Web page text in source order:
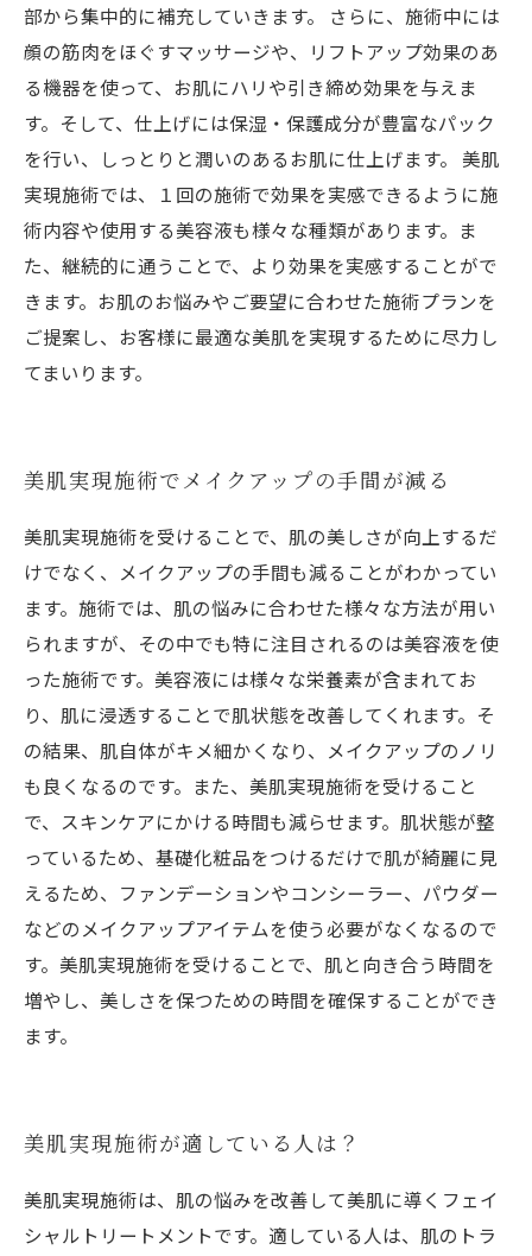
部から集中的に補充していきます。 さらに、施術中には
顔の筋肉をほぐすマッサージや、リフトアップ効果のあ
る機器を使って、お肌にハリや引き締め効果を与えま
す。そして、仕上げには保湿・保護成分が豊富なパック
を行い、しっとりと潤いのあるお肌に仕上げます。 美肌
実現施術では、１回の施術で効果を実感できるように施
術内容や使用する美容液も様々な種類があります。ま
た、継続的に通うことで、より効果を実感することがで
きます。お肌のお悩みやご要望に合わせた施術プランを
ご提案し、お客様に最適な美肌を実現するために尽力し
てまいります。
美肌実現施術でメイクアップの手間が減る
美肌実現施術を受けることで、肌の美しさが向上するだ
けでなく、メイクアップの手間も減ることがわかってい
ます。施術では、肌の悩みに合わせた様々な方法が用い
られますが、その中でも特に注目されるのは美容液を使
った施術です。美容液には様々な栄養素が含まれてお
り、肌に浸透することで肌状態を改善してくれます。そ
の結果、肌自体がキメ細かくなり、メイクアップのノリ
も良くなるのです。また、美肌実現施術を受けること
で、スキンケアにかける時間も減らせます。肌状態が整
っているため、基礎化粧品をつけるだけで肌が綺麗に見
えるため、ファンデーションやコンシーラー、パウダー
などのメイクアップアイテムを使う必要がなくなるので
す。美肌実現施術を受けることで、肌と向き合う時間を
増やし、美しさを保つための時間を確保することができ
ます。
美肌実現施術が適している人は？
美肌実現施術は、肌の悩みを改善して美肌に導くフェイ
シャルトリートメントです。適している人は、肌のトラ